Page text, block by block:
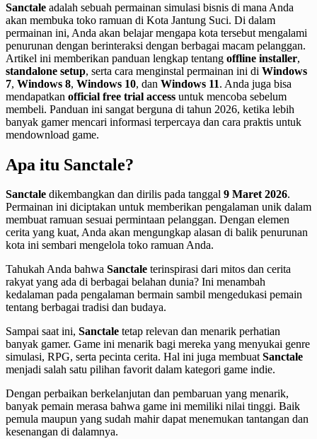
Sanctale adalah sebuah permainan simulasi bisnis di mana Anda
akan membuka toko ramuan di Kota Jantung Suci. Di dalam
permainan ini, Anda akan belajar mengapa kota tersebut mengalami
penurunan dengan berinteraksi dengan berbagai macam pelanggan.
Artikel ini memberikan panduan lengkap tentang offline installer,
standalone setup, serta cara menginstal permainan ini di Windows
7, Windows 8, Windows 10, dan Windows 11. Anda juga bisa
mendapatkan official free trial access untuk mencoba sebelum
membeli. Panduan ini sangat berguna di tahun 2026, ketika lebih
banyak gamer mencari informasi terpercaya dan cara praktis untuk
mendownload game.
Apa itu Sanctale?
Sanctale dikembangkan dan dirilis pada tanggal 9 Maret 2026.
Permainan ini diciptakan untuk memberikan pengalaman unik dalam
membuat ramuan sesuai permintaan pelanggan. Dengan elemen
cerita yang kuat, Anda akan mengungkap alasan di balik penurunan
kota ini sembari mengelola toko ramuan Anda.
Tahukah Anda bahwa Sanctale terinspirasi dari mitos dan cerita
rakyat yang ada di berbagai belahan dunia? Ini menambah
kedalaman pada pengalaman bermain sambil mengedukasi pemain
tentang berbagai tradisi dan budaya.
Sampai saat ini, Sanctale tetap relevan dan menarik perhatian
banyak gamer. Game ini menarik bagi mereka yang menyukai genre
simulasi, RPG, serta pecinta cerita. Hal ini juga membuatSanctale
menjadi salah satu pilihan favorit dalam kategori game indie.
Dengan perbaikan berkelanjutan dan pembaruan yang menarik,
banyak pemain merasa bahwa game ini memiliki nilai tinggi. Baik
pemula maupun yang sudah mahir dapat menemukan tantangan dan
kesenangan di dalamnya.